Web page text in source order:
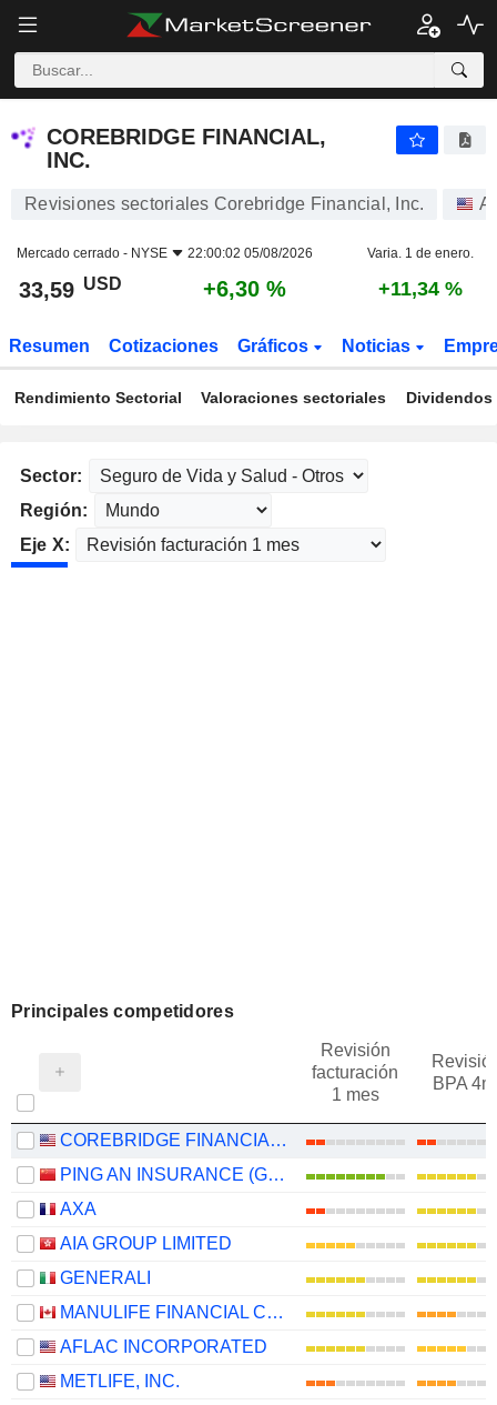
COREBRIDGE FINANCIAL,
INC.
Revisiones sectoriales Corebridge Financial, Inc.
Mercado cerrado - NYSE 22:00:02 05/08/2026 Varia. 1 de enero.
33,59 USD +6,30 % +11,34 %
Resumen Cotizaciones Gráficos Noticias
Rendimiento Sectorial Valoraciones sectoriales
Sector:
Región:
Eje X:
Principales competidores
Revisión
facturación
1 mes
BPA
COREBRIDGE FINANCIAL, INC.
PING AN INSURANCE (GROUP) COMPANY OF CHINA, LTD.
AXA
AIA GROUP LIMITED
GENERALI
MANULIFE FINANCIAL CORPORATION
AFLAC INCORPORATED
METLIFE, INC.